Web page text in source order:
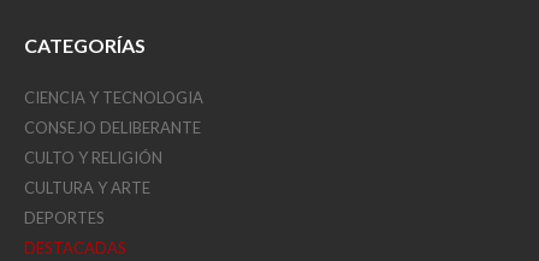
CATEGORÍAS
CIENCIA Y TECNOLOGIA
CONSEJO DELIBERANTE
CULTO Y RELIGIÓN
CULTURA Y ARTE
DEPORTES
DESTACADAS